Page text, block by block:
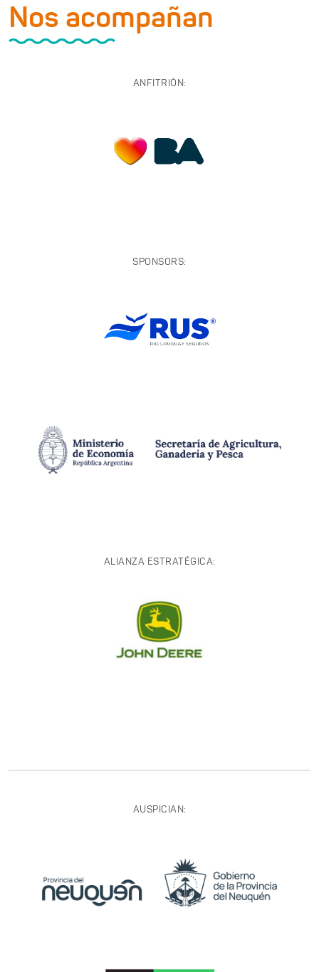
Nos acompañan
ANFITRIÓN:
SPONSORS:
ALIANZA ESTRATÉGICA:
AUSPICIAN: